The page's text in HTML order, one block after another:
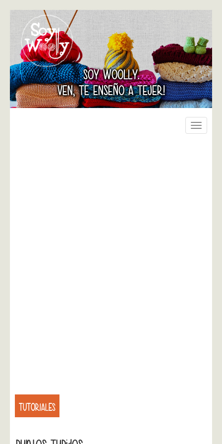
SOY WOOLLY.
VEN, TE ENSEÑO A TEJER!
Toggle
TUTORIALES